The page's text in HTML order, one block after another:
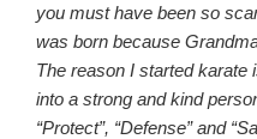
you must have been so
was born because
The reason I started karate
into a strong and kind
“Protect”, “Defense” and